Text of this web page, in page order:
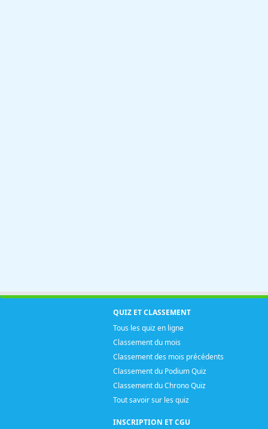
QUIZ ET CLASSEMENT
Tous les quiz en ligne
Classement du mois
Classement des mois précédents
Classement du Podium Quiz
Classement du Chrono Quiz
Tout savoir sur les quiz
INSCRIPTION ET CGU